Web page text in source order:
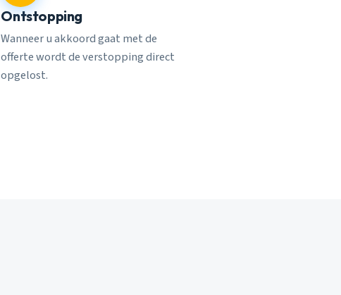
Ontstopping
Wanneer u akkoord gaat met de
offerte wordt de verstopping direct
opgelost.